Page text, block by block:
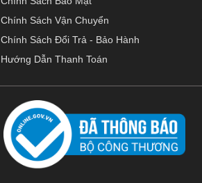
Chính Sách Vận Chuyển
Chính Sách Đổi Trả - Bảo Hành
Hướng Dẫn Thanh Toán